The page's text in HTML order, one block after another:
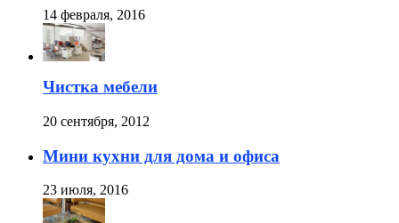
14 февраля, 2016
Чистка мебели
20 сентября, 2012
Мини кухни для дома и офиса
23 июля, 2016